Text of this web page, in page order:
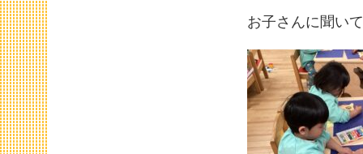
お子さんに聞い